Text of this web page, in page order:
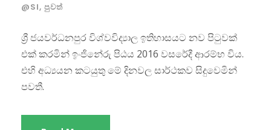
@SI, පුවත්
ශ්‍රී ජයවර්ධනපුර විශ්වවිද්‍යාල ඉතිහාසයට නව පිටුවක්
එක් කරමින් ඉංජිනේරු පිඨය 2016 වසරේදී ආරම්භ විය.
එහි අධ්‍යයන කටයුතු මේ දිනවල සාර්ථකව සිදුවෙමින්
පවතී.